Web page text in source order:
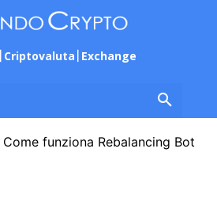
Criptovaluta Exchange
Come funziona Rebalancing Bot